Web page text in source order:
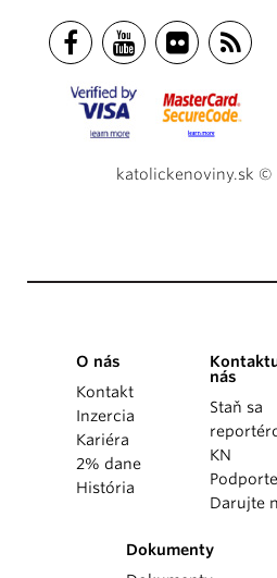
katolickenoviny.sk ©
O nás
Kontakt
Inzercia
Kariéra
2% dane
História
nás
Staň sa
KN
Darujte
Dokumenty